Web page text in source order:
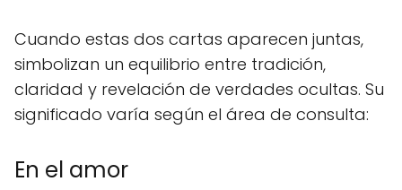
Cuando estas dos cartas aparecen juntas,
simbolizan un equilibrio entre tradición,
claridad y revelación de verdades ocultas. Su
significado varía según el área de consulta:
En el amor